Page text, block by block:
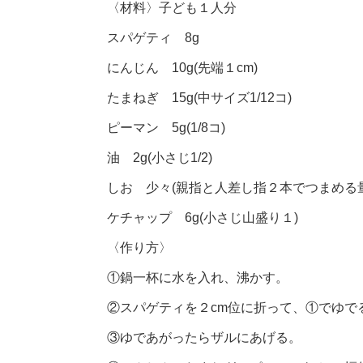
〈材料〉子ども１人分
スパゲティ 8g
にんじん 10g(先端１cm)
たまねぎ 15g(中サイズ1/12コ)
ピーマン 5g(1/8コ)
油 2g(小さじ1/2)
しお 少々(親指と人差し指２本でつまめる
ケチャップ 6g(小さじ山盛り１)
〈作り方〉
①鍋一杯に水を入れ、沸かす。
②スパゲティを２cm位に折って、①でゆで
③ゆであがったらザルにあげる。